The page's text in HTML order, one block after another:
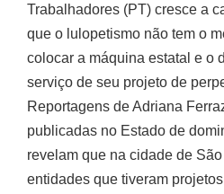
Trabalhadores (PT) cresce a
o lulopetismo não tem o menor
máquina estatal e o dinheiro
projeto de perpetuação no
Adriana Ferraz e Diego
de domingo e de segunda-feira
São Paulo 11 das 12 entidades
aprovados no programa Minha